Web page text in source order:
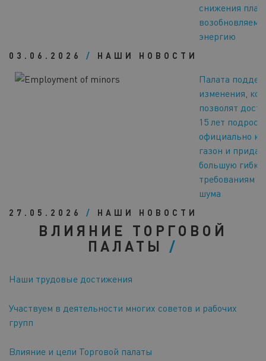
снижения
энергию
03.06.2026 / НАШИ НОВОСТИ
Палата
изменения,
позволят
15 лет
официально
газон и
большую
требованиям к
шума
27.05.2026 / НАШИ НОВОСТИ
ВЛИЯНИЕ ТОРГОВОЙ
ПАЛАТЫ
Наши трудовые достижения
Участвуем в деятельности многих советов и рабочих
групп
Влияние и цели Торговой палаты